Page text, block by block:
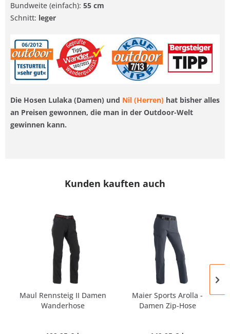
Bundweite (einfach): 55 cm
Schnitt: leger
Die Hosen Lulaka (Damen) und Nil (Herren) hat bisher alles
an Preisen gewonnen, die man in der Outdoor-Welt
gewinnen kann.
Kunden kauften auch
Maul Rennsteig II Damen
Wanderhose
Maier Sports Arolla -
Damen Zip-Hose